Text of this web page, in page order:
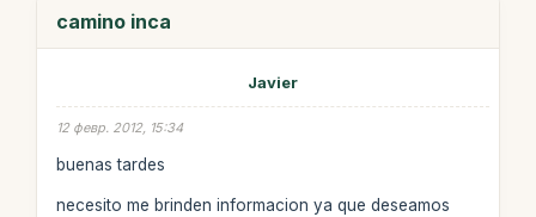
camino inca
Javier
12 февр. 2012, 15:34
buenas tardes
necesito me brinden informacion ya que deseamos